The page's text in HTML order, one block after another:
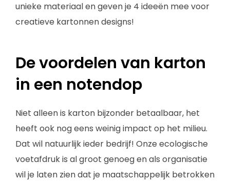
unieke materiaal en geven je 4 ideeën mee voor
creatieve kartonnen designs!
De voordelen van karton
in een notendop
Niet alleen is karton bijzonder betaalbaar, het
heeft ook nog eens weinig impact op het milieu.
Dat wil natuurlijk ieder bedrijf! Onze ecologische
voetafdruk is al groot genoeg en als organisatie
wil je laten zien dat je maatschappelijk betrokken